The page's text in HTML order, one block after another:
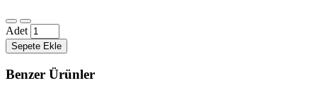
Adet
Sepete Ekle
Benzer Ürünler